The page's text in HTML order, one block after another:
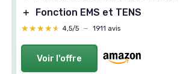
＋
Fonction EMS et TENS
★★★★★
★★★★★ 4,5/5 — 1911 avis
Voir l'offre